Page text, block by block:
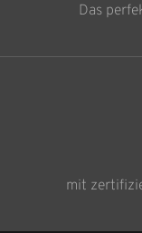
Das
mit